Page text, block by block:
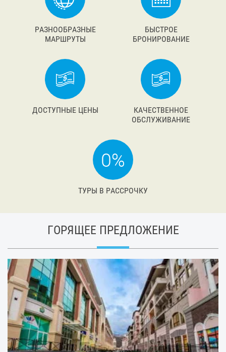
РАЗНООБРАЗНЫЕ
МАРШРУТЫ
БЫСТРОЕ
БРОНИРОВАНИЕ
ДОСТУПНЫЕ ЦЕНЫ
КАЧЕСТВЕННОЕ
ОБСЛУЖИВАНИЕ
ТУРЫ В РАССРОЧКУ
ГОРЯЩЕЕ ПРЕДЛОЖЕНИЕ